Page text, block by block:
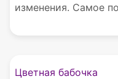
изменения. Самое
Цветная бабочка